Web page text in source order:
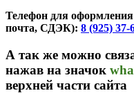
Телефон для оформления
почта, СДЭК): 8 (925) 37-
А так же можно
нажав на значок
верхней части сайта